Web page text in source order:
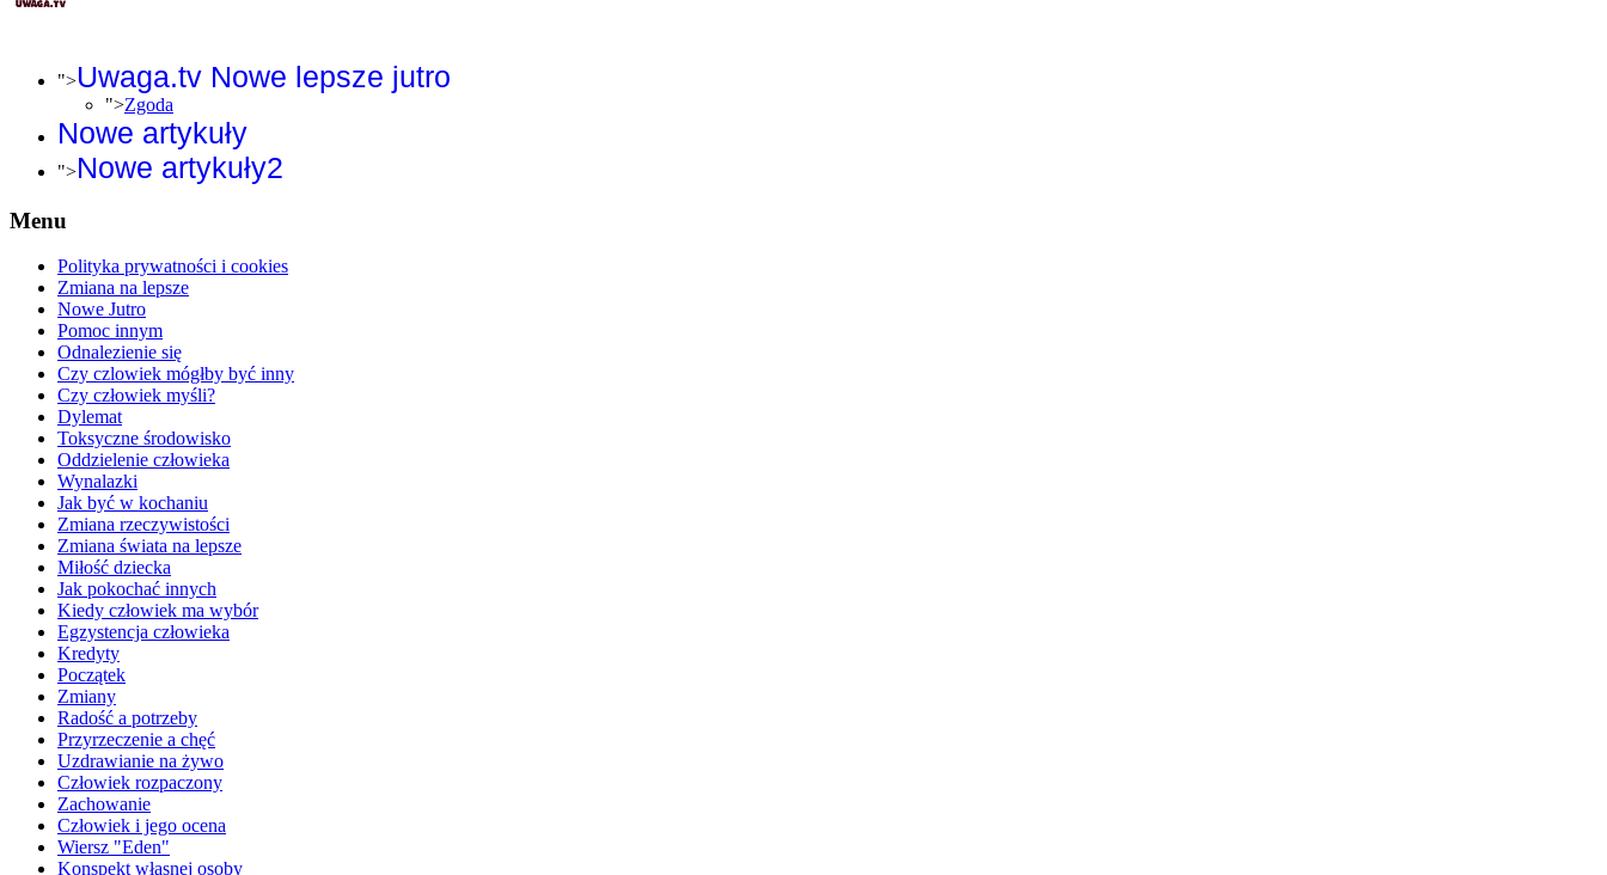
">Uwaga.tv Nowe lepsze jutro
">Zgoda
Nowe artykuły
">Nowe artykuły2
Menu
Polityka prywatności i cookies
Zmiana na lepsze
Nowe Jutro
Pomoc innym
Odnalezienie się
Czy czlowiek mógłby być inny
Czy człowiek myśli?
Dylemat
Toksyczne środowisko
Oddzielenie człowieka
Wynalazki
Jak być w kochaniu
Zmiana rzeczywistości
Zmiana świata na lepsze
Miłość dziecka
Jak pokochać innych
Kiedy człowiek ma wybór
Egzystencja człowieka
Kredyty
Początek
Zmiany
Radość a potrzeby
Przyrzeczenie a chęć
Uzdrawianie na żywo
Człowiek rozpaczony
Zachowanie
Człowiek i jego ocena
Wiersz "Eden"
Konspekt własnej osoby